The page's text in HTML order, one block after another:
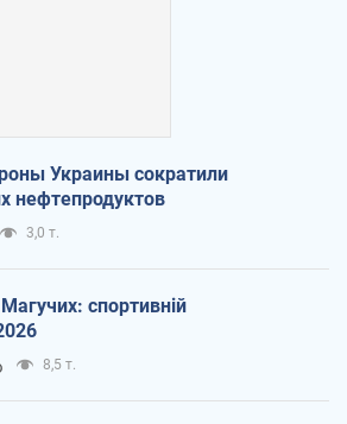
Украины сократили
нефтепродуктов
3,0 т.
спортивній
8,5 т.